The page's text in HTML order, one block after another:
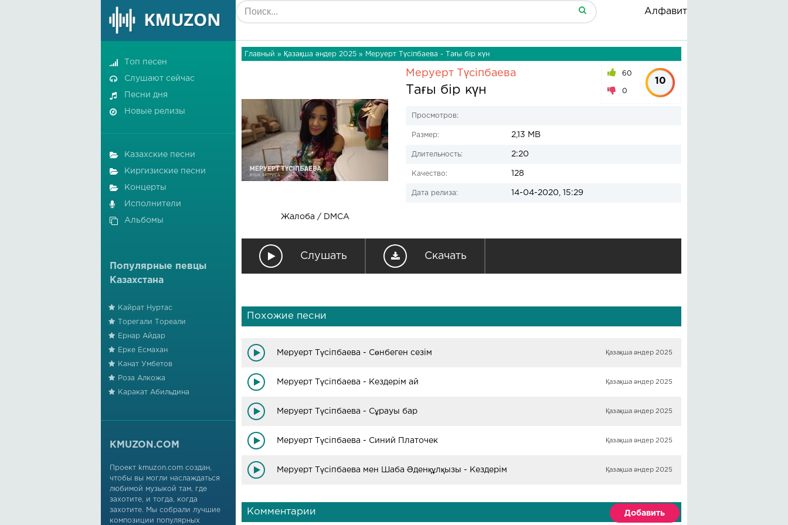
Алфавит
Главный » Қазақша әндер 2025 » Меруерт Түсіпбаева - Тағы бір күн
Жалоба / DMCA
Меруерт Түсіпбаева
Тағы бір күн
60
0
10
Просмотров:
Размер: 2,13 MB
Длительность: 2:20
Качество: 128
Дата релиза: 14-04-2020, 15:29
Слушать Скачать
Похожие песни
Меруерт Түсіпбаева - Сөнбеген сезім Қазақша әндер 2025
Меруерт Түсіпбаева - Кездерім ай Қазақша әндер 2025
Меруерт Түсіпбаева - Сұрауы бар Қазақша әндер 2025
Меруерт Түсіпбаева - Синий Платочек Қазақша әндер 2025
Меруерт Түсіпбаева мен Шаба Әденқұлқызы - Кездерім Қазақша әндер 2025
Комментарии Добавить
Топ песен
Слушают сейчас
Песни дня
Новые релизы
Казахские песни
Киргизиские песни
Концерты
Исполнители
Альбомы
Популярные певцы
Казахстана
Кайрат Нуртас
Торегали Тореали
Ернар Айдар
Ерке Есмахан
Канат Умбетов
Роза Алкожа
Каракат Абильдина
KMUZON.COM
Проект kmuzon.com создан,
чтобы вы могли наслаждаться
любимой музыкой там, где
захотите, и тогда, когда
захотите. Мы собрали лучшие
композиции популярных